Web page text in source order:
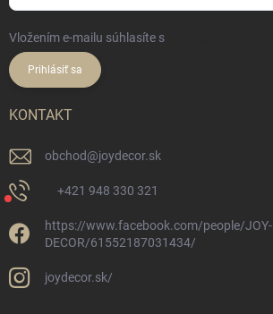
Vložením e-mailu súhlasíte s
Prihlásiť sa
KONTAKT
obchod@joydecor.sk
+421 948 330 321
https://www.facebook.com/people/JOY-
DECOR/61552187031434/
joydecor.sk/